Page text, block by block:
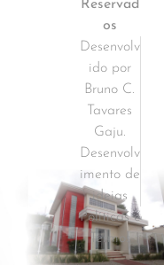
Reservad
os
Desenvolv
ido por
Bruno C.
Tavares
Gaju.
Desenvolv
imento de
ideias
Políticas e
Termos